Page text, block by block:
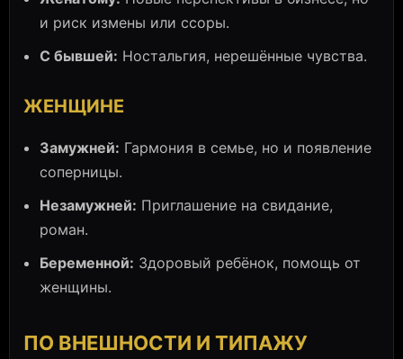
и риск измены или ссоры.
С бывшей: Ностальгия, нерешённые чувства.
ЖЕНЩИНЕ
Замужней: Гармония в семье, но и появление
соперницы.
Незамужней: Приглашение на свидание,
роман.
Беременной: Здоровый ребёнок, помощь от
женщины.
ПО ВНЕШНОСТИ И ТИПАЖУ